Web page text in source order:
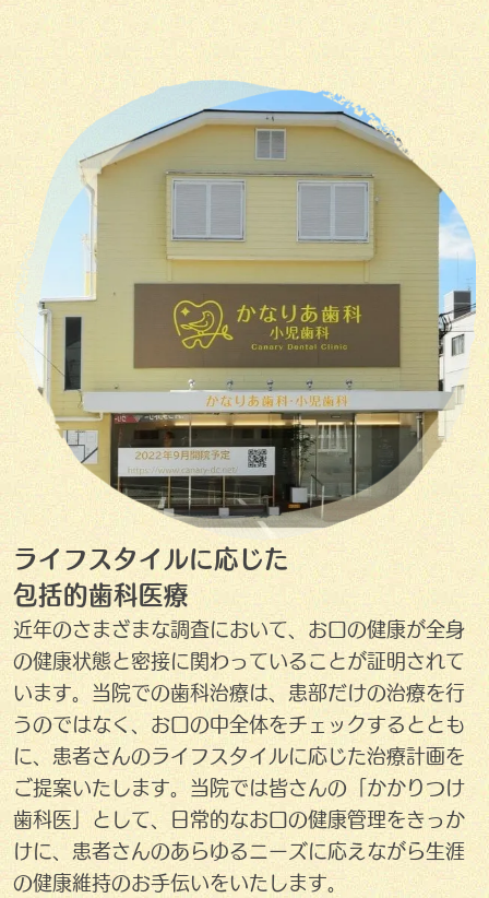
ライフスタイルに応じた
包括的歯科医療
近年のさまざまな調査において、お口の健康が全身
の健康状態と密接に関わっていることが証明されて
います。当院での歯科治療は、患部だけの治療を行
うのではなく、お口の中全体をチェックするととも
に、患者さんのライフスタイルに応じた治療計画を
ご提案いたします。当院では皆さんの「かかりつけ
歯科医」として、日常的なお口の健康管理をきっか
けに、患者さんのあらゆるニーズに応えながら生涯
の健康維持のお手伝いをいたします。